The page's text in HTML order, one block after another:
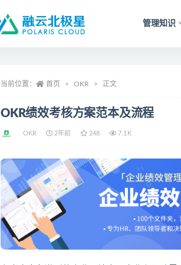
管理知识
当前位置： 首页 OKR 正文
OKR绩效考核方案范本及流程
OKR 2年前 248 7.1K